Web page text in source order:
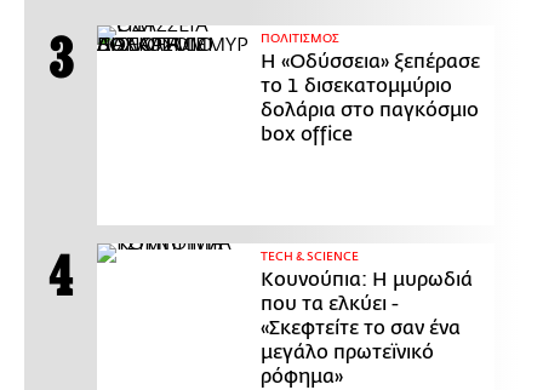
ΠΟΛΙΤΙΣΜΟΣ
Η «Οδύσσεια» ξεπέρασε
το 1 δισεκατομμύριο
δολάρια στο παγκόσμιο
box office
ΤECH & SCIENCE
Κουνούπια: Η μυρωδιά
που τα ελκύει -
«Σκεφτείτε το σαν ένα
μεγάλο πρωτεϊνικό
ρόφημα»